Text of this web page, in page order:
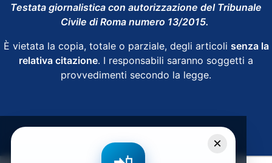
Testata giornalistica con autorizzazione del Tribunale
Civile di Roma numero 13/2015.
È vietata la copia, totale o parziale, degli articoli senza la
relativa citazione. I responsabili saranno soggetti a
provvedimenti secondo la legge.
×